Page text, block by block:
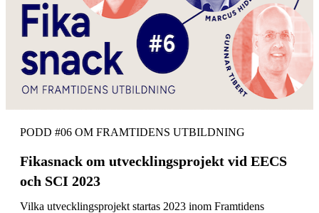
PODD #06 OM FRAMTIDENS UTBILDNING
Fikasnack om utvecklingsprojekt vid EECS
och SCI 2023
Vilka utvecklingsprojekt startas 2023 inom Framtidens